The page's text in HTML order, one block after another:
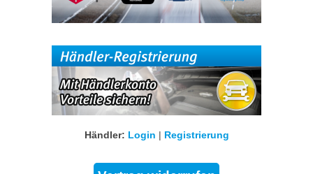
Händler: Login | Registrierung